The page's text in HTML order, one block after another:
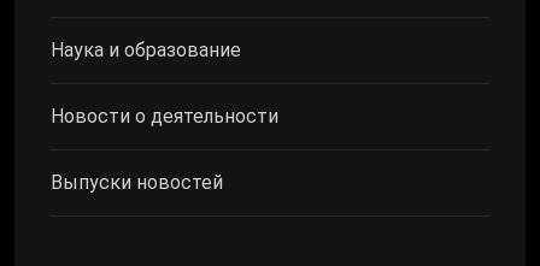
Наука и образование
Новости о деятельности
Выпуски новостей